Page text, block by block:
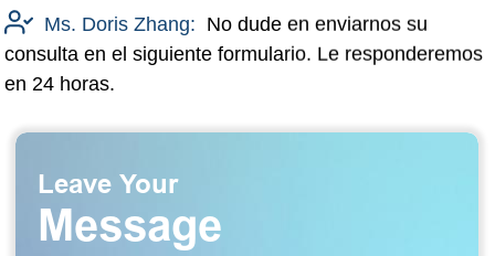
Ms. Doris Zhang: No dude en enviarnos su
consulta en el siguiente formulario. Le responderemos
en 24 horas.